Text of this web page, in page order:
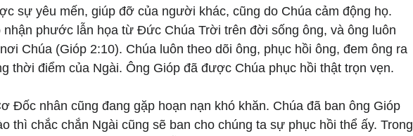
sự yêu mến, giúp đỡ của người khác, cũng do Chúa cảm động họ.
nhận phước lẫn họa từ Đức Chúa Trời trên đời sống ông, và ông luôn
Chúa (Gióp 2:10). Chúa luôn theo dõi ông, phục hồi ông, đem ông ra
thời điểm của Ngài. Ông Gióp đã được Chúa phục hồi thật trọn vẹn.
Đốc nhân cũng đang gặp hoạn nạn khó khăn. Chúa đã ban ông Gióp
thì chắc chắn Ngài cũng sẽ ban cho chúng ta sự phục hồi thể ấy. Trong